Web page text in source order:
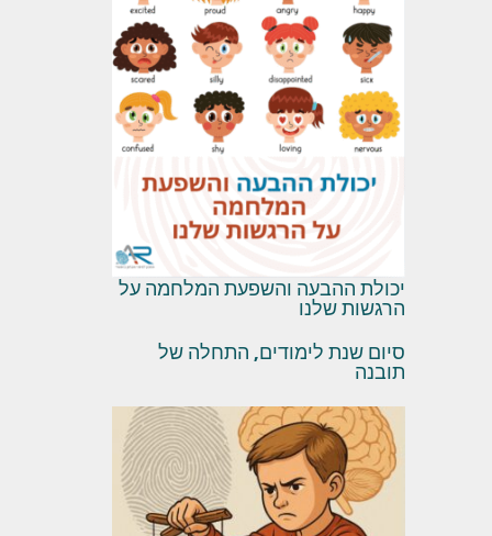
יכולת ההבעה והשפעת המלחמה על
הרגשות שלנו
סיום שנת לימודים, התחלה של
תובנה